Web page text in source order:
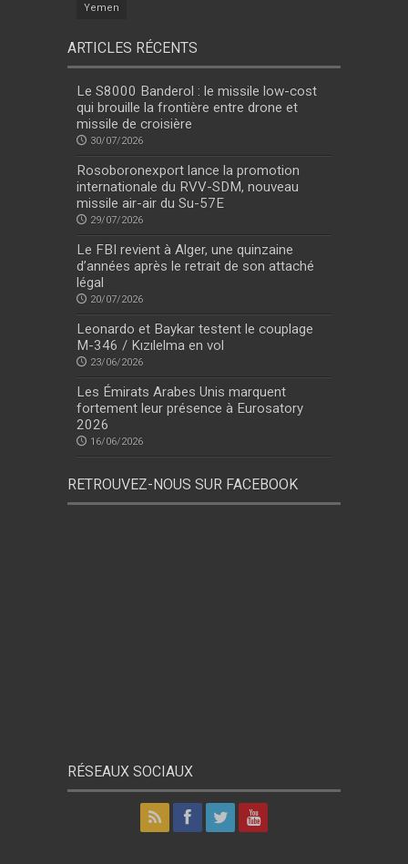
Yemen
ARTICLES RÉCENTS
Le S8000 Banderol : le missile low-cost
qui brouille la frontière entre drone et
missile de croisière
30/07/2026
Rosoboronexport lance la promotion
internationale du RVV-SDM, nouveau
missile air-air du Su-57E
29/07/2026
Le FBI revient à Alger, une quinzaine
d’années après le retrait de son attaché
légal
20/07/2026
Leonardo et Baykar testent le couplage
M-346 / Kızılelma en vol
23/06/2026
Les Émirats Arabes Unis marquent
fortement leur présence à Eurosatory
2026
16/06/2026
RETROUVEZ-NOUS SUR FACEBOOK
RÉSEAUX SOCIAUX